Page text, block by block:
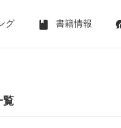
グ 書籍情報
覧